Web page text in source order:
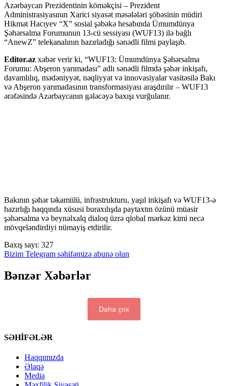
Azərbaycan Prezidentinin köməkçisi – Prezident
Administrasiyasının Xarici siyasət məsələləri şöbəsinin müdiri
Hikmət Hacıyev “X” sosial şəbəkə hesabında Ümumdünya
Şəhərsalma Forumunun 13-cü sessiyası (WUF13) ilə bağlı
“AnewZ” telekanalının hazırladığı sənədli filmi paylaşıb.
Editor.az xəbər verir ki, “WUF13: Ümumdünya Şəhərsalma
Forumu: Abşeron yarımadası” adlı sənədli filmdə şəhər inkişafı,
davamlılıq, mədəniyyət, nəqliyyat və innovasiyalar vasitəsilə Bakı
və Abşeron yarımadasının transformasiyası araşdırılır – WUF13
ərəfəsində Azərbaycanın gələcəyə baxışı vurğulanır.
Bakının şəhər təkamülü, infrastrukturu, yaşıl inkişafı və WUF13-ə
hazırlığı haqqında xüsusi buraxılışda paytaxtın özünü müasir
şəhərsalma və beynəlxalq dialoq üzrə qlobal mərkəz kimi necə
mövqeləndirdiyi nümayiş etdirilir.
Baxış sayı: 327
Bizim Telegram səhifəmizə abunə olun
Bənzər Xəbərlər
Daha çox
SƏHİFƏLƏR
Haqqımızda
Əlaqə
Media